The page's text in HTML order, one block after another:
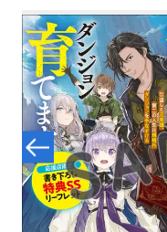
コミック・ラノベ
占い
プロレス
数学